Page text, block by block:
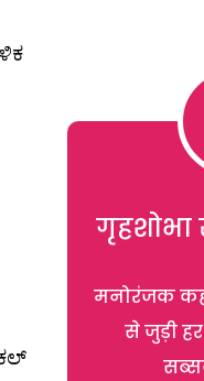
गृहशोभा
मनोरंजक
से जुड़ी